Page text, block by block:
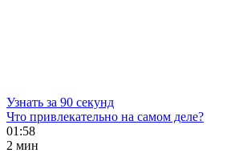
Узнать за 90 секунд
Что привлекательно на самом деле?
01:58
2 мин